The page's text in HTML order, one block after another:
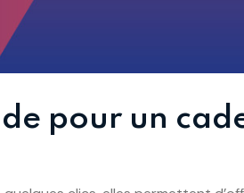
pour un